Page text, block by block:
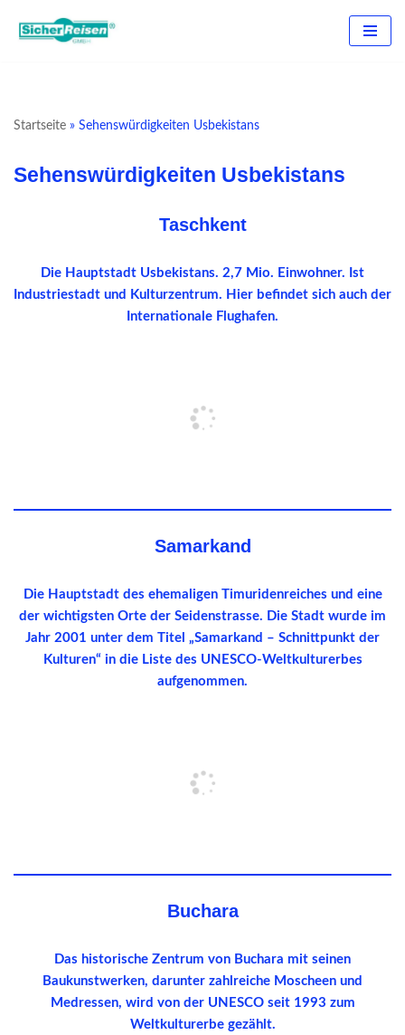
Startseite » Sehenswürdigkeiten Usbekistans
Sehenswürdigkeiten Usbekistans
Taschkent
Die Hauptstadt Usbekistans. 2,7 Mio. Einwohner. Ist
Industriestadt und Kulturzentrum. Hier befindet sich auch der
Internationale Flughafen.
Samarkand
Die Hauptstadt des ehemaligen Timuridenreiches und eine
der wichtigsten Orte der Seidenstrasse. Die Stadt wurde im
Jahr 2001 unter dem Titel „Samarkand – Schnittpunkt der
Kulturen“ in die Liste des UNESCO-Weltkulturerbes
aufgenommen.
Buchara
Das historische Zentrum von Buchara mit seinen
Baukunstwerken, darunter zahlreiche Moscheen und
Medressen, wird von der UNESCO seit 1993 zum
Weltkulturerbe gezählt.